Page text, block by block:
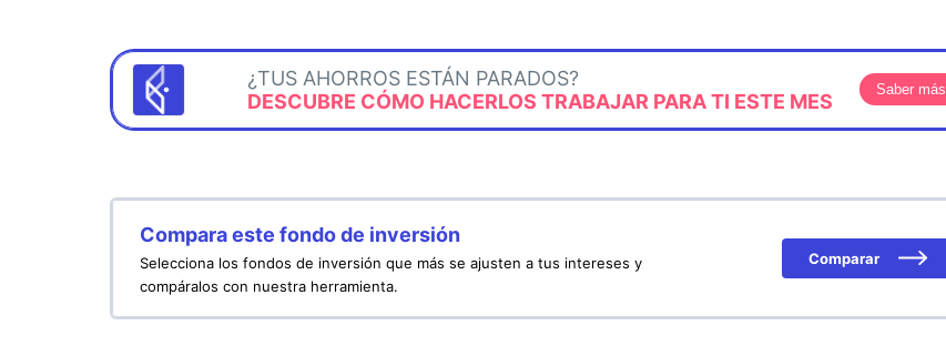
¿TUS AHORROS ESTÁN PARADOS?
DESCUBRE CÓMO HACERLOS TRABAJAR PARA TI ESTE MES
Saber más
Compara este fondo de inversión
Selecciona los fondos de inversión que más se ajusten a tus intereses y
compáralos con nuestra herramienta.
Comparar